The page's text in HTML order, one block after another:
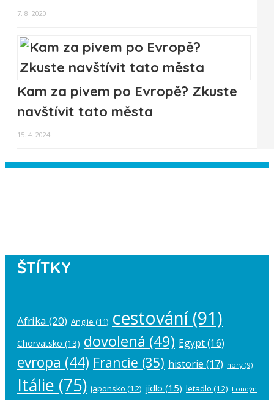
7. 8. 2020
Kam za pivem po Evropě? Zkuste
navštívit tato města
15. 4. 2024
ŠTÍTKY
Afrika (20) Anglie (11) cestování(91)
Chorvatsko (13) dovolená (49) Egypt(16)
evropa (44) Francie (35) historie (17) hory (9)
Itálie (75) japonsko (12) jídlo (15) letadlo (12) Londýn